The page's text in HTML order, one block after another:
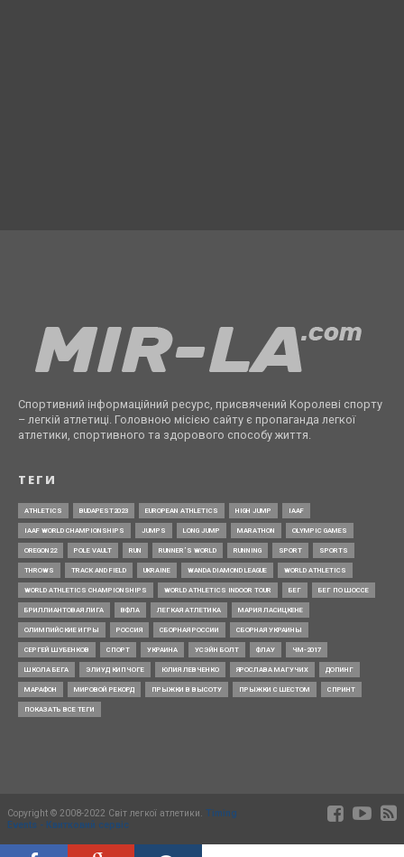
Спортивний інформаційний ресурс, присвячений Королеві спорту
– легкій атлетиці. Головною місією сайту є пропаганда легкої
атлетики, спортивного та здорового способу життя.
ТЕГИ
ATHLETICS BUDAPEST2023 EUROPEAN ATHLETICS HIGH JUMP IAAF
IAAF WORLD CHAMPIONSHIPS JUMPS LONG JUMP MARATHON OLYMPIC GAMES
OREGON22 POLE VAULT RUN RUNNER’S WORLD RUNNING SPORT SPORTS
THROWS TRACK AND FIELD UKRAINE WANDA DIAMOND LEAGUE WORLD ATHLETICS
WORLD ATHLETICS CHAMPIONSHIPS WORLD ATHLETICS INDOOR TOUR БЕГ БЕГ ПО ШОССЕ
БРИЛЛИАНТОВАЯ ЛИГА ВФЛА ЛЕГКАЯ АТЛЕТИКА МАРИЯ ЛАСИЦКЕНЕ
ОЛИМПИЙСКИЕ ИГРЫ РОССИЯ СБОРНАЯ РОССИИ СБОРНАЯ УКРАИНЫ
СЕРГЕЙ ШУБЕНКОВ СПОРТ УКРАИНА УСЭЙН БОЛТ ФЛАУ ЧМ-2017
ШКОЛА БЕГА ЭЛИУД КИПЧОГЕ ЮЛИЯ ЛЕВЧЕНКО ЯРОСЛАВА МАГУЧИХ ДОПИНГ
МАРАФОН МИРОВОЙ РЕКОРД ПРЫЖКИ В ВЫСОТУ ПРЫЖКИ С ШЕСТОМ СПРИНТ
ПОКАЗАТЬ ВСЕ ТЕГИ
Copyright © 2008-2022 Світ легкої атлетики. Timing
Events - Квитковий сервіс